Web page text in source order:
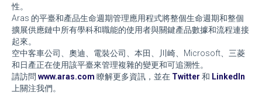
性。
Aras 的平臺和產品生命週期管理應用程式將整個生命週期和整個
擴展供應鏈中所有學科和職能的使用者與關鍵產品數據和流程連接
起來。
空中客車公司、奧迪、電裝公司、本田、川崎、Microsoft、三菱
和日產正在使用該平臺來管理複雜的變更和可追溯性。
請訪問 www.aras.com 瞭解更多資訊，並在 Twitter 和 LinkedIn
上關注我們。